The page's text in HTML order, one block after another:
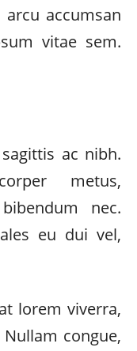
accumsan
vitae sem.
ac nibh.
metus,
nec.
eu dui vel,
lorem viverra,
Nullam congue,